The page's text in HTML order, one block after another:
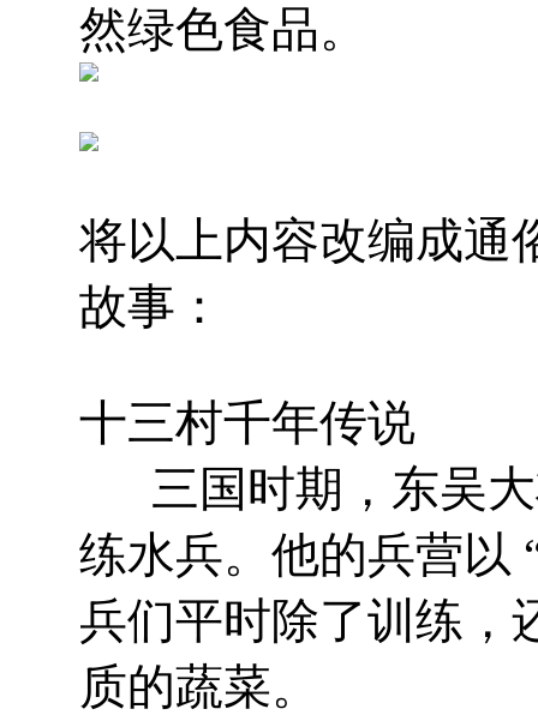
然绿色食品。
将以上内容改编成通
故事：
十三村千年传说
三国时期，东吴
练水兵。他的兵营以
兵们平时除了训练，
质的蔬菜。